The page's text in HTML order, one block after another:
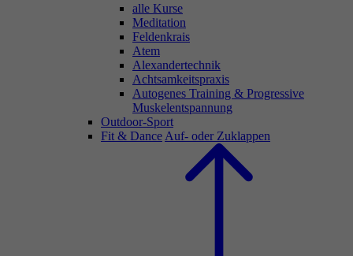
alle Kurse
Meditation
Feldenkrais
Atem
Alexandertechnik
Achtsamkeitspraxis
Autogenes Training & Progressive
Muskelentspannung
Outdoor-Sport
Fit & Dance Auf- oder Zuklappen